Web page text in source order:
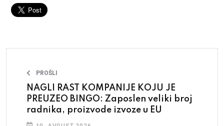
PROŠLI
NAGLI RAST KOMPANIJE KOJU JE
PREUZEO BINGO: Zaposlen veliki broj
radnika, proizvode izvoze u EU